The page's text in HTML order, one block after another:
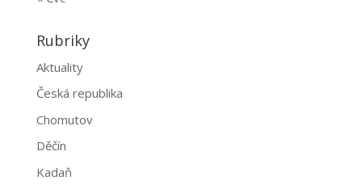
Rubriky
Aktuality
Česká republika
Chomutov
Děčín
Kadaň